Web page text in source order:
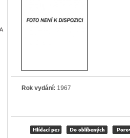
Rok vydání: 1967